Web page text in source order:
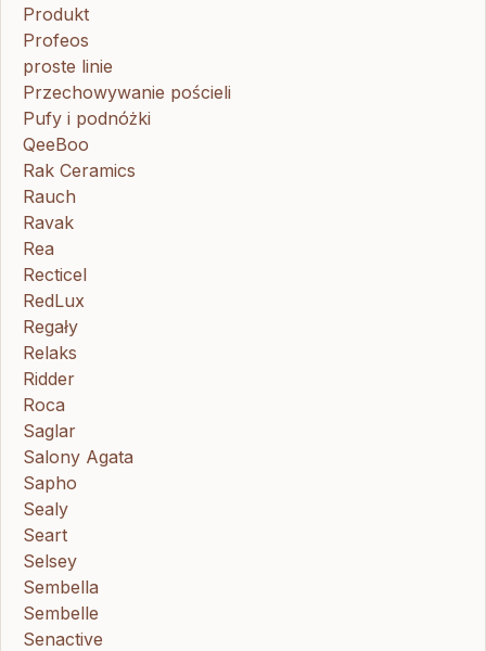
Produkt
Profeos
proste linie
Przechowywanie pościeli
Pufy i podnóżki
QeeBoo
Rak Ceramics
Rauch
Ravak
Rea
Recticel
RedLux
Regały
Relaks
Ridder
Roca
Saglar
Salony Agata
Sapho
Sealy
Seart
Selsey
Sembella
Sembelle
Senactive